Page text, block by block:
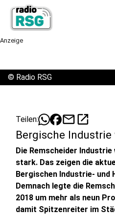
Anzeige
© Radio RSG
Teilen: mailopen_in_new
Bergische
Die Remscheider
stark. Das zeigen die
Bergischen Industrie- und
Demnach legte die
2018 um mehr als neun
damit Spitzenreiter im